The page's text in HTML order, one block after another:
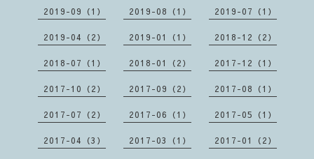
2019-09（1） 2019-08（1） 2019-07（1）
2019-04（2） 2019-01（1） 2018-12（2）
2018-07（1） 2018-01（2） 2017-12（1）
2017-10（2） 2017-09（2） 2017-08（1）
2017-07（2） 2017-06（1） 2017-05（1）
2017-04（3） 2017-03（1） 2017-01（2）